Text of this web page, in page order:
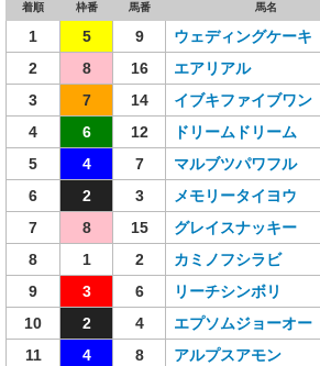
着順 枠番 馬番 馬名
1 5 9 ウェディングケーキ
2
8 16 エアリアル
3
7 14 イブキファイブワン
4
6 12 ドリームドリーム
5
4 7 マルブツパワフル
6
2 3 メモリータイヨウ
7
8 15 グレイスナッキー
8
1 2 カミノフシラビ
9
3 6 リーチシンボリ
10
2 4 エプソムジョーオー
11
4 8 アルプスアモン